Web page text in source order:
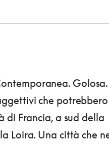
Golosa.
che potrebbero
di Francia, a sud della
Loira. Una città che